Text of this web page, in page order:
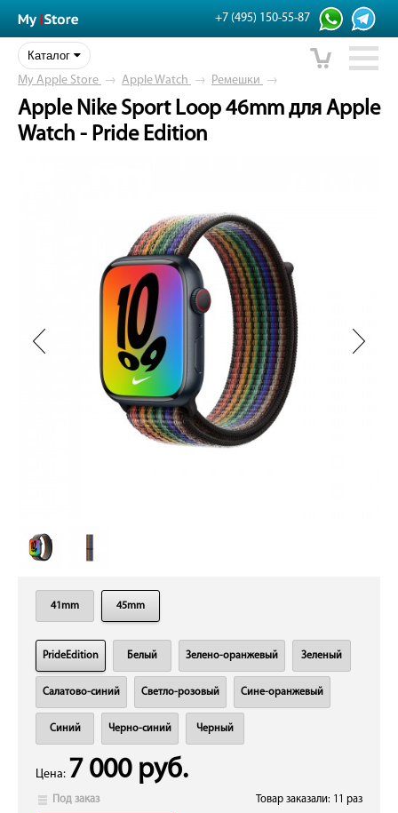
+7 (495) 150-55-87
Каталог
My Apple Store → Apple Watch → Ремешки →
Apple Nike Sport Loop 46mm для Apple
Watch - Pride Edition
41mm 45mm
PrideEdition Белый Зелено-оранжевый Зеленый
Салатово-синий Светло-розовый Сине-оранжевый
Синий Черно-синий Черный
Цена: 7 000 руб.
Под заказ Товар заказали: 11 раз